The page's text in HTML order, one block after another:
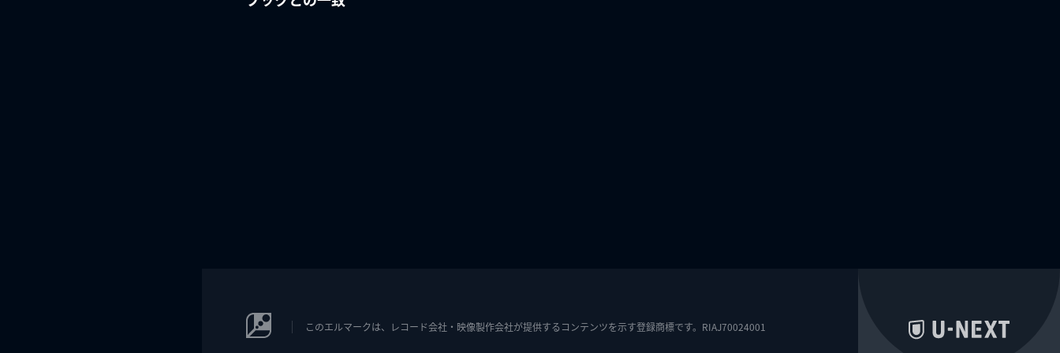
このエルマークは、レコード会社・映像製作会社が提供するコンテンツを示す登録商標です。RIAJ70024001